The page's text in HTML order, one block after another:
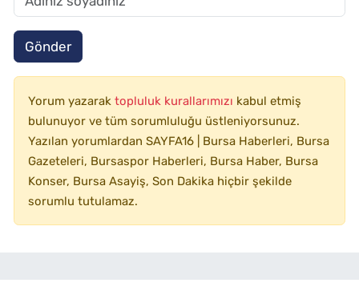
Gönder
Yorum yazarak topluluk kurallarımızı kabul etmiş
bulunuyor ve tüm sorumluluğu üstleniyorsunuz.
Yazılan yorumlardan SAYFA16 | Bursa Haberleri, Bursa
Gazeteleri, Bursaspor Haberleri, Bursa Haber, Bursa
Konser, Bursa Asayiş, Son Dakika hiçbir şekilde
sorumlu tutulamaz.